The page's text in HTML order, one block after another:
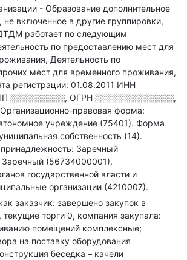
- Образование дополнительное
не включенное в другие группировки,
работает по следующим
по предоставлению мест для
Деятельность по
мест для временного проживания,
регистрации: 01.08.2011 ИНН
░░░░░░░░░, ОГРН ░░░░░░░░░░░░░,
Организационно-правовая форма:
учреждение (75401). Форма
собственность (14).
Заречный
(56734000001).
государственной власти и
организации (4210007).
заказчик: завершено закупок в
текущие торги 0, компания закупала:
помещений комплексные;
на поставку оборудования
беседка – качели